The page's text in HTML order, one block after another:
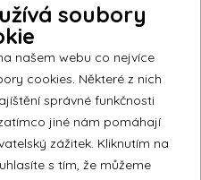
a buďte jako první informováni o
z rodinné firmy Unipar.
soubory
našem webu co nejvíce
cookies. Některé z nich
správné funkčnosti
jiné nám pomáhají
zážitek. Kliknutím na
s tím, že můžeme